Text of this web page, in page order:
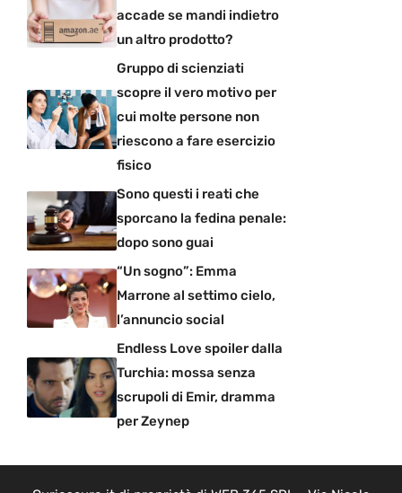
accade se mandi indietro
un altro prodotto?
Gruppo di scienziati
scopre il vero motivo per
cui molte persone non
riescono a fare esercizio
fisico
Sono questi i reati che
sporcano la fedina penale:
dopo sono guai
“Un sogno”: Emma
Marrone al settimo cielo,
l’annuncio social
Endless Love spoiler dalla
Turchia: mossa senza
scrupoli di Emir, dramma
per Zeynep